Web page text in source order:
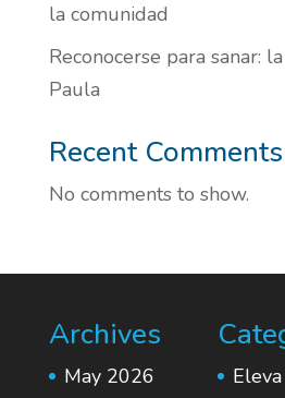
la comunidad
Reconocerse para sanar:
Paula
Recent Comments
No comments to show.
Archives
May 2026